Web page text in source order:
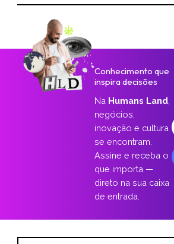
Conhecimento que
inspira decisões
Na Humans Land
negócios,
inovação e cultura
se encontram.
Assine e receba o
que importa —
direto na sua caixa
de entrada.